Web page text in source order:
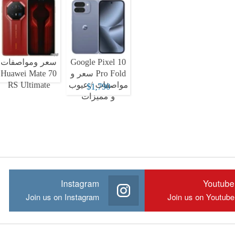
Google Pixel 10
Pro Fold سعر و
مواصفات / عيوب
و مميزات
$1,790
سعر ومواصفات
Huawei Mate 70
RS Ultimate
Youtube
Join us on Youtube
Instagram
Join us on Instagram